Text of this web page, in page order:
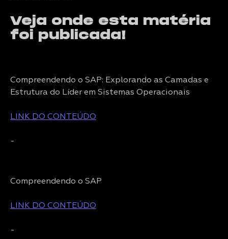
Veja onde esta matéria
foi publicada!
Compreendendo o SAP: Explorando as Camadas e
Estrutura do Líder em Sistemas Operacionais
LINK DO CONTEÚDO
-
Compreendendo o SAP
LINK DO CONTEÚDO
-